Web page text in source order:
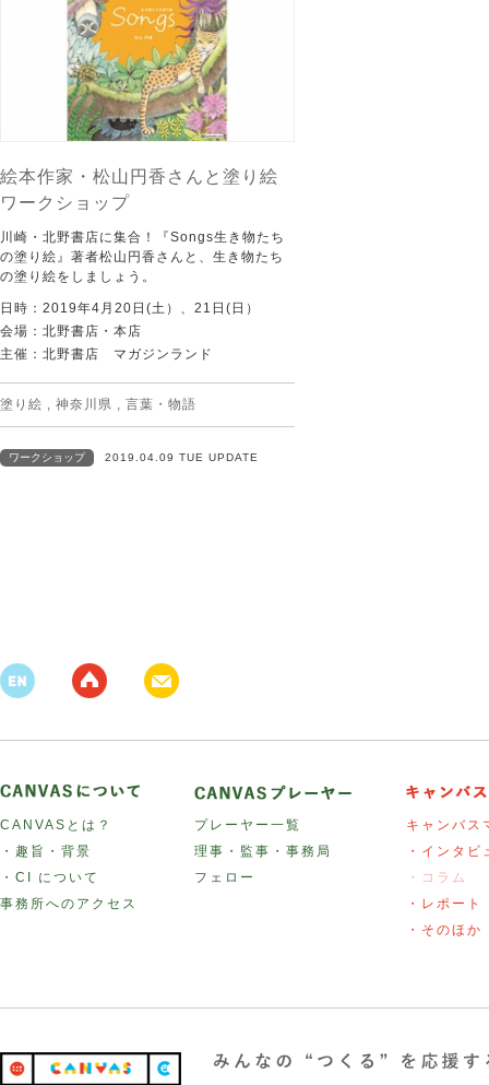
絵本作家・松山円香さんと塗り絵
ワークショップ
川崎・北野書店に集合！『Songs生き物たち
の塗り絵』著者松山円香さんと、生き物たち
の塗り絵をしましょう。
日時：2019年4月20日(土）、21日(日）
会場：北野書店・本店
主催：北野書店 マガジンランド
塗り絵 , 神奈川県 , 言葉・物語
ワークショップ 2019.04.09 TUE UPDATE
CANVASとは？
・趣旨・背景
・CI について
事務所へのアクセス
プレーヤー一覧
理事・監事・事務局
フェロー
キャンバス
・インタビ
・コラム
・レポート
・そのほか